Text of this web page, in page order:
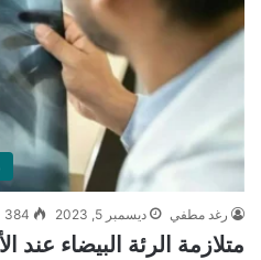
رغد مطفي ديسمبر 5, 2023 384
متلازمة الرئة البيضاء عند